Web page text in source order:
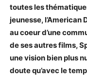
toutes les
jeunesse, l’American
au coeur d’une
de ses autres films,
une vision bien plus
doute qu’avec le